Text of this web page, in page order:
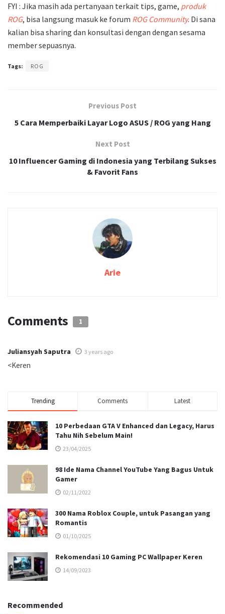
FYI : Jika masih ada pertanyaan terkait tips, game, produk
ROG, bisa langsung masuk ke forum ROG Community. Di sana
kalian bisa sharing dan konsultasi dengan dengan sesama
member sepuasnya.
Tags: ROG
Previous Post
5 Cara Memperbaiki Layar Logo ASUS / ROG yang Hang
Next Post
10 Influencer Gaming di Indonesia yang Terbilang Sukses
& Favorit Fans
Arie
Comments 1
Juliansyah Saputra 3 years ago
<Keren
Trending Comments Latest
10 Perbedaan GTA V Enhanced dan Legacy, Harus
Tahu Nih Sebelum Main!
23/04/2025
98 Ide Nama Channel YouTube Yang Bagus Untuk
Gamer
02/11/2022
300 Nama Roblox Couple, untuk Pasangan yang
Romantis
01/10/2025
Rekomendasi 10 Gaming PC Wallpaper Keren
14/09/2023
Recommended